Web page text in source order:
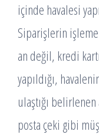
içinde havalesi
Siparişlerin
an değil, kredi
yapıldığı,
ulaştığı
posta çeki gibi